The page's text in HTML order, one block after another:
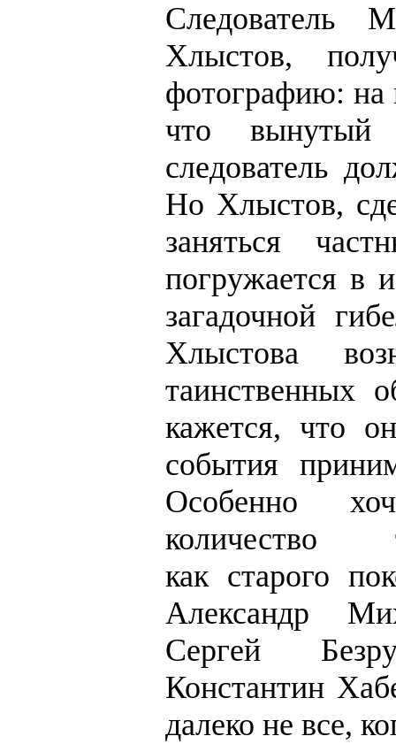
Следователь
Хлыстов,
фотографию: на
что
следователь
Но Хлыстов,
заняться
погружается в
загадочной
Хлыстова
таинственных
кажется, что
события
Особенно
количество
как старого
Александр
Сергей
Константин
далеко не все,